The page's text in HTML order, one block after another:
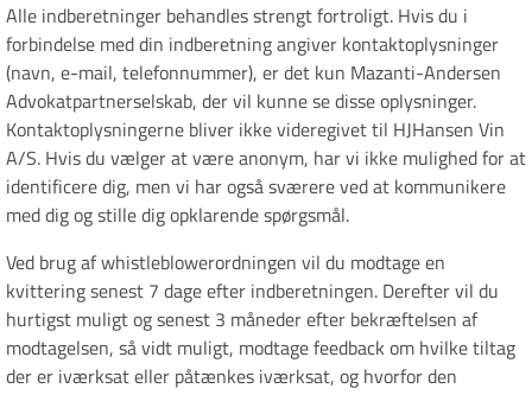
Alle indberetninger behandles strengt fortroligt. Hvis du i
forbindelse med din indberetning angiver kontaktoplysninger
(navn, e-mail, telefonnummer), er det kun Mazanti-Andersen
Advokatpartnerselskab, der vil kunne se disse oplysninger.
Kontaktoplysningerne bliver ikke videregivet til HJHansen Vin
A/S. Hvis du vælger at være anonym, har vi ikke mulighed for at
identificere dig, men vi har også sværere ved at kommunikere
med dig og stille dig opklarende spørgsmål.
Ved brug af whistleblowerordningen vil du modtage en
kvittering senest 7 dage efter indberetningen. Derefter vil du
hurtigst muligt og senest 3 måneder efter bekræftelsen af
modtagelsen, så vidt muligt, modtage feedback om hvilke tiltag
der er iværksat eller påtænkes iværksat, og hvorfor den